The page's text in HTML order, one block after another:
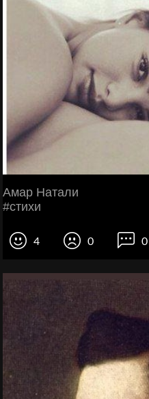
Aмар Hатали
#стихи
4 0 0